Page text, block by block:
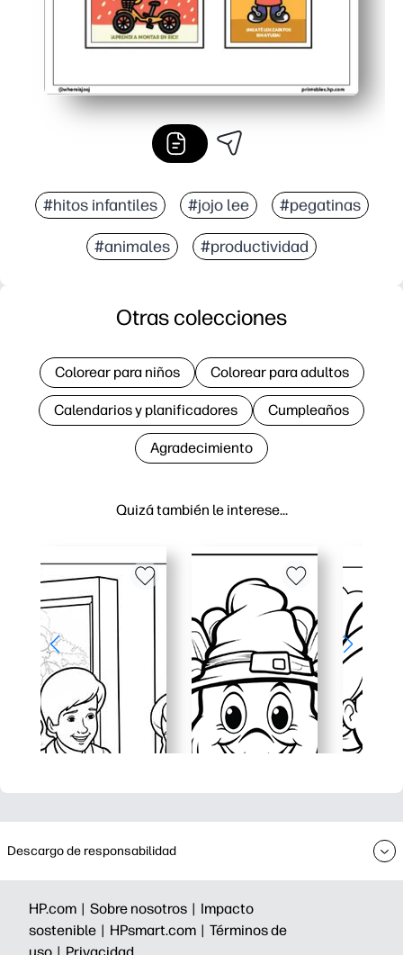
#hitos infantiles #jojo lee #pegatinas
#animales #productividad
Quizá también le interese…
Otras colecciones
Colorear para niños Colorear para adultos
Calendarios y planificadores Cumpleaños
Agradecimiento
Descargo de responsabilidad
HP.com | Sobre nosotros | Impacto
sostenible | HPsmart.com | Términos de